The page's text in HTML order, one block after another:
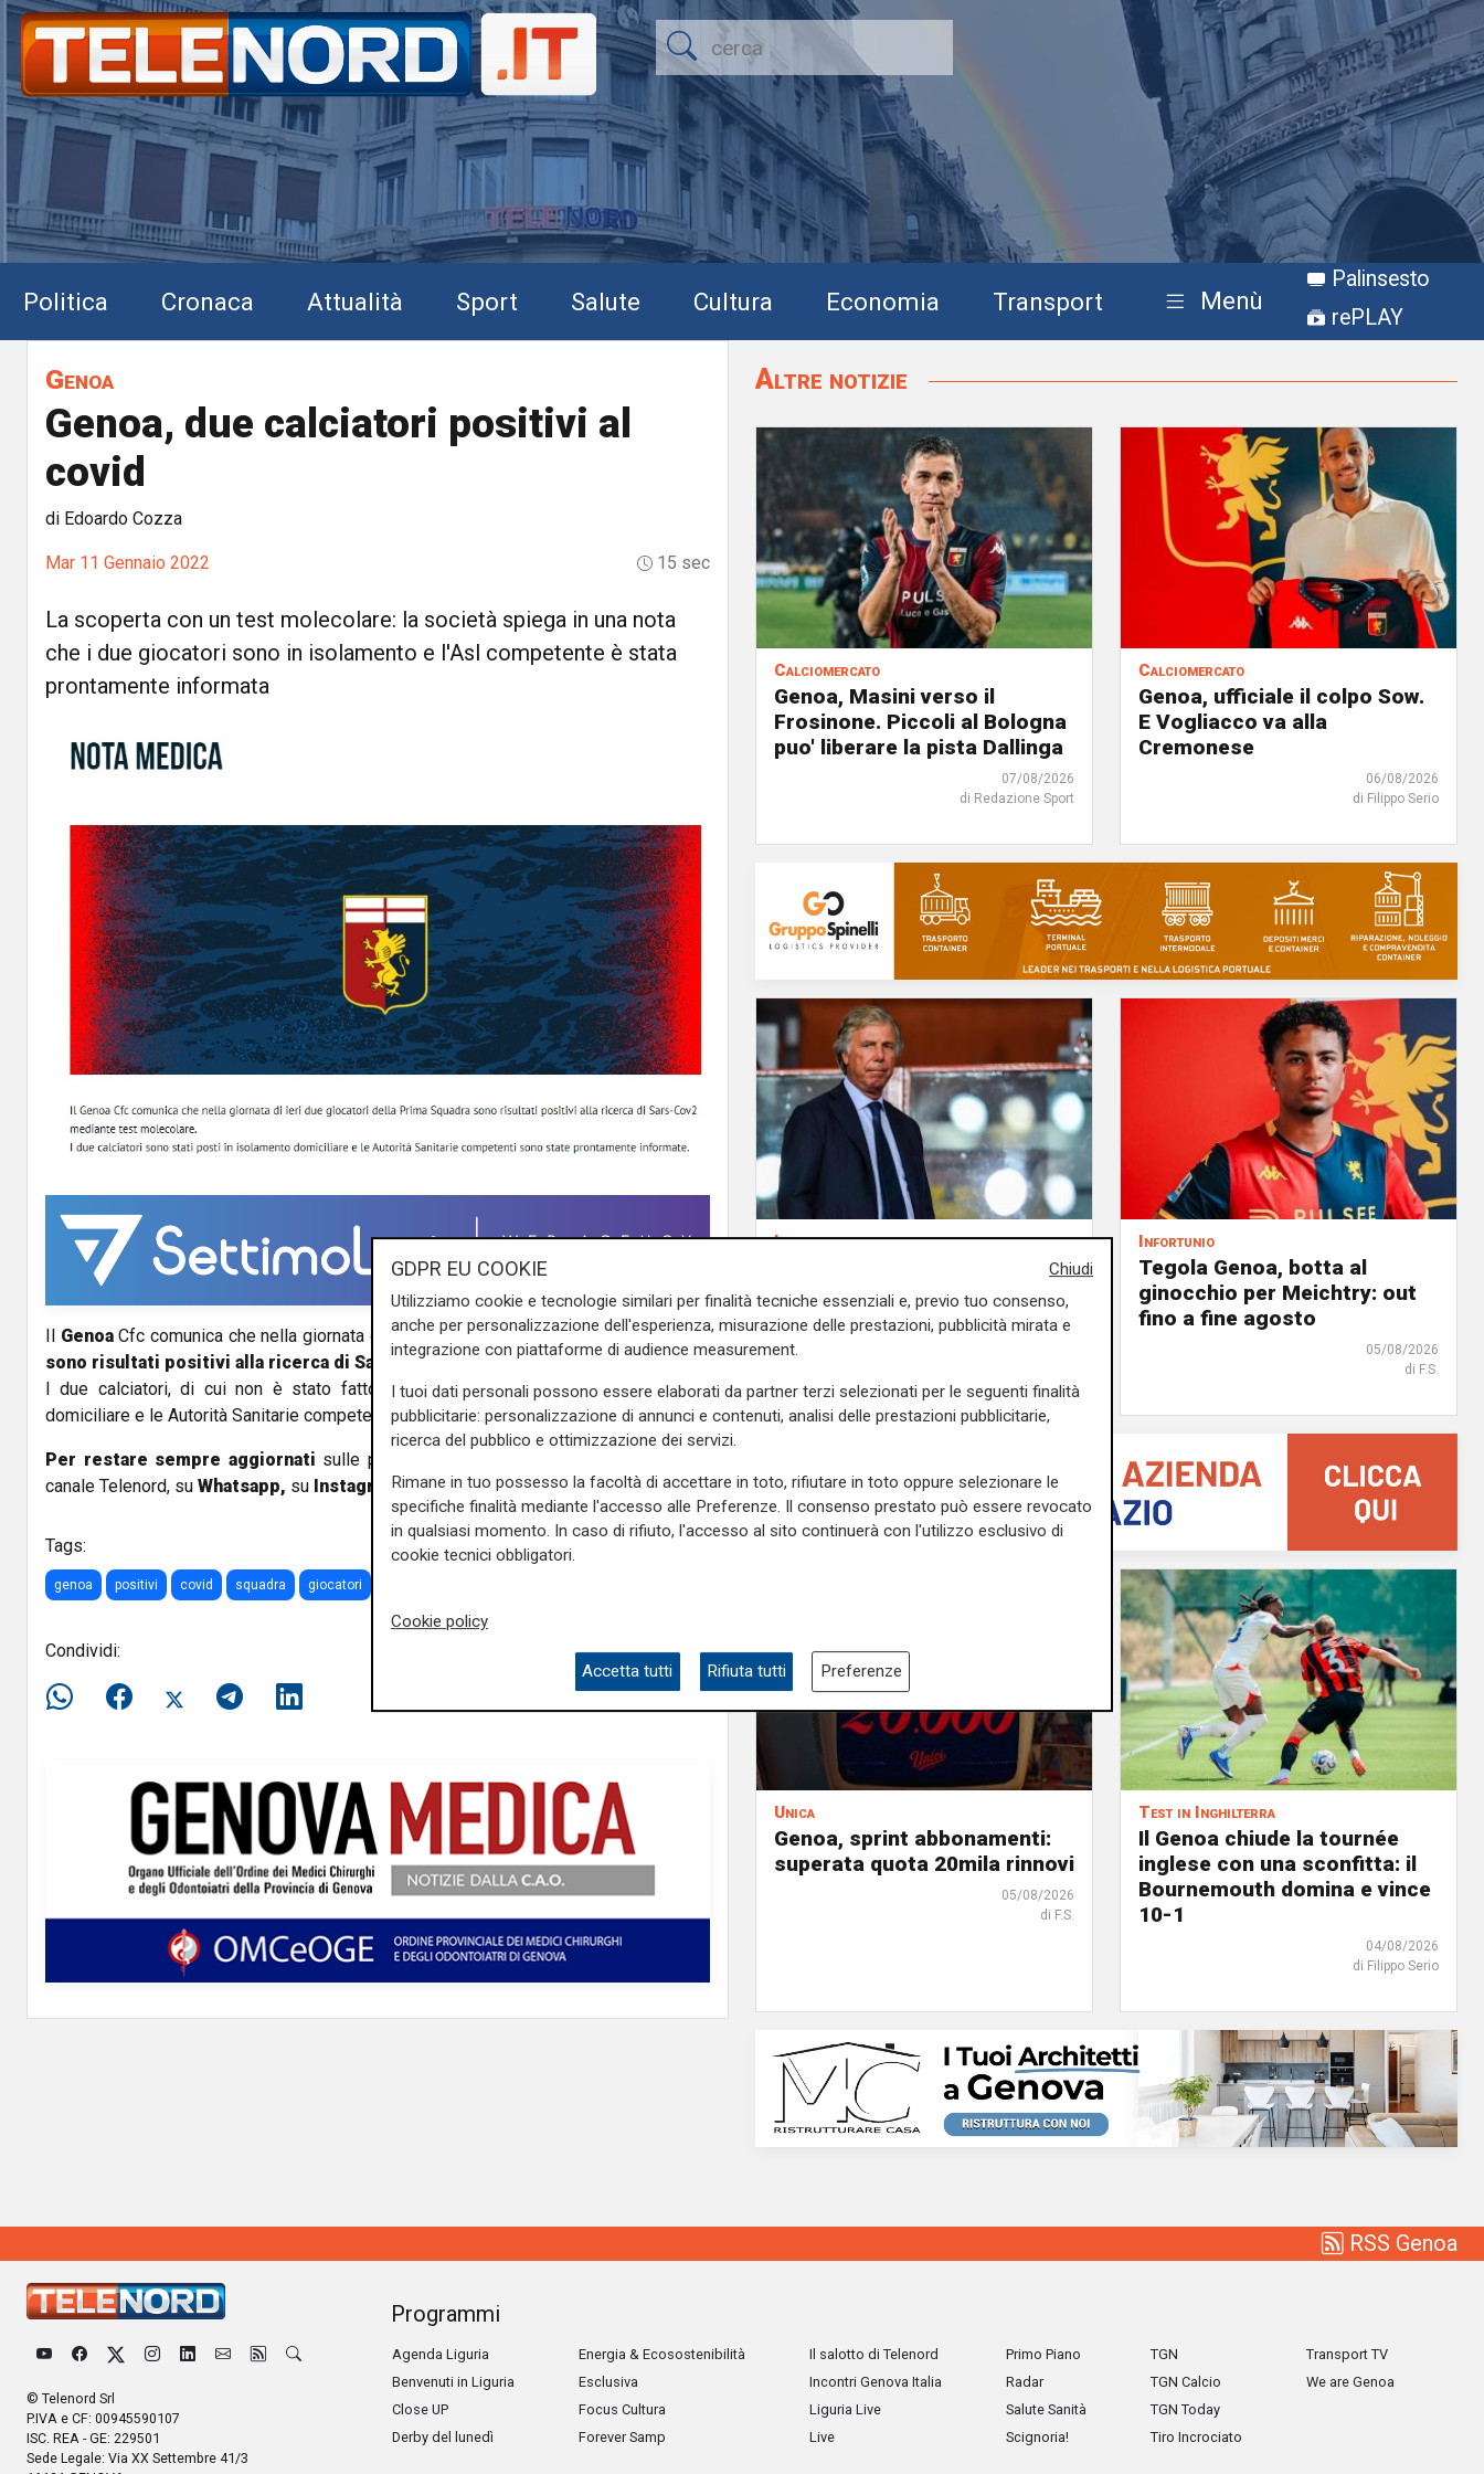
Politica Cronaca Attualità Sport Salute Cultura Economia Transport Menù
Palinsesto
rePLAY
Genoa
Genoa, due calciatori positivi al
covid
di Edoardo Cozza
Mar 11 Gennaio 2022 15 sec
La scoperta con un test molecolare: la società spiega in una nota
che i due giocatori sono in isolamento e l'Asl competente è stata
prontamente informata
GenoaCfc comunica che nella giornata di ieridue giocatori della Prima Squadra
sono risultati positivi alla ricerca di Sars-Cov2
mediante test molecolare.
I due calciatori, di cui non è stato fatto il nome, sono stati posti in isolamento
domiciliare e le Autorità Sanitarie competenti sono state prontamente informate.
Per restare sempre aggiornati sulle principali notizie sulla Liguria seguiteci sul
canale Telenord, su Whatsapp, su Instagram,suYoutubee suFacebook.
Tags:
genoa positivi covid squadra giocatori
Condividi:
Altre notizie
Calciomercato
Genoa, Masini verso il
Frosinone. Piccoli al Bologna
puo' liberare la pista Dallinga
07/08/2026
di Redazione Sport
Calciomercato
Genoa, ufficiale il colpo Sow.
E Vogliacco va alla
Cremonese
06/08/2026
di Filippo Serio
La sentenza
Contesa Preziosi - Genoa, il
Tribunale di Milano dà
ragione all'ex patron rossoblù
Infortunio
Tegola Genoa, botta al
ginocchio per Meichtry: out
fino a fine agosto
05/08/2026
di F.S.
Unica
Genoa, sprint abbonamenti:
superata quota 20mila rinnovi
05/08/2026
di F.S.
Test in Inghilterra
Il Genoa chiude la tournée
inglese con una sconfitta: il
Bournemouth domina e vince
10-1
04/08/2026
di Filippo Serio
RSS Genoa
© Telenord Srl
P.IVA e CF: 00945590107
ISC. REA - GE: 229501
Sede Legale: Via XX Settembre 41/3
Programmi
Agenda Liguria
Benvenuti in Liguria
Close UP
Derby del lunedì
Energia & Ecosostenibilità
Esclusiva
Focus Cultura
Forever Samp
Il salotto di Telenord
Incontri Genova Italia
Liguria Live
Live
Primo Piano
Radar
Salute Sanità
Scignoria!
TGN
TGN Calcio
TGN Today
Tiro Incrociato
Transport TV
We are Genoa
Chiudi
GDPR EU COOKIE
Utilizziamo cookie e tecnologie similari per finalità tecniche essenziali e, previo tuo consenso,
anche per personalizzazione dell'esperienza, misurazione delle prestazioni, pubblicità mirata e
integrazione con piattaforme di audience measurement.
I tuoi dati personali possono essere elaborati da partner terzi selezionati per le seguenti finalità
pubblicitarie: personalizzazione di annunci e contenuti, analisi delle prestazioni pubblicitarie,
ricerca del pubblico e ottimizzazione dei servizi.
Rimane in tuo possesso la facoltà di accettare in toto, rifiutare in toto oppure selezionare le
specifiche finalità mediante l'accesso alle Preferenze. Il consenso prestato può essere revocato
in qualsiasi momento. In caso di rifiuto, l'accesso al sito continuerà con l'utilizzo esclusivo di
cookie tecnici obbligatori.
Cookie policy
Accetta tutti Rifiuta tutti Preferenze